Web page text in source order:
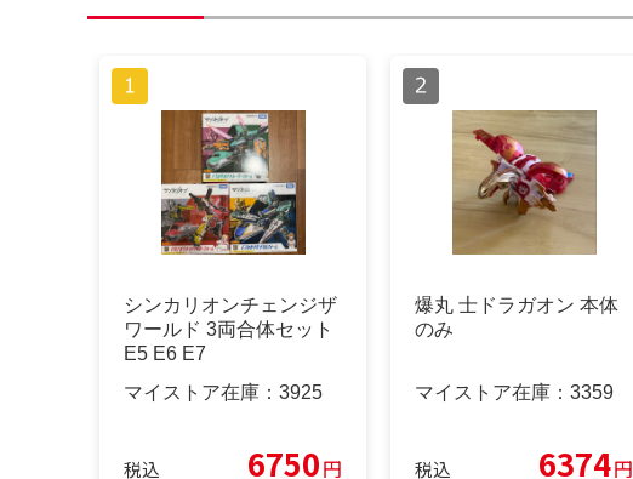
シンカリオンチェンジザ
ワールド 3両合体セット
E5 E6 E7
マイストア在庫： 3925
税込 6750円
爆丸 士ドラガオン 本体
のみ
マイストア在庫： 3359
税込 6374円